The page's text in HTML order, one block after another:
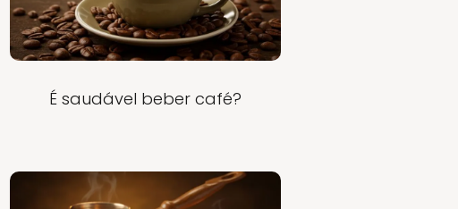
É saudável beber café?